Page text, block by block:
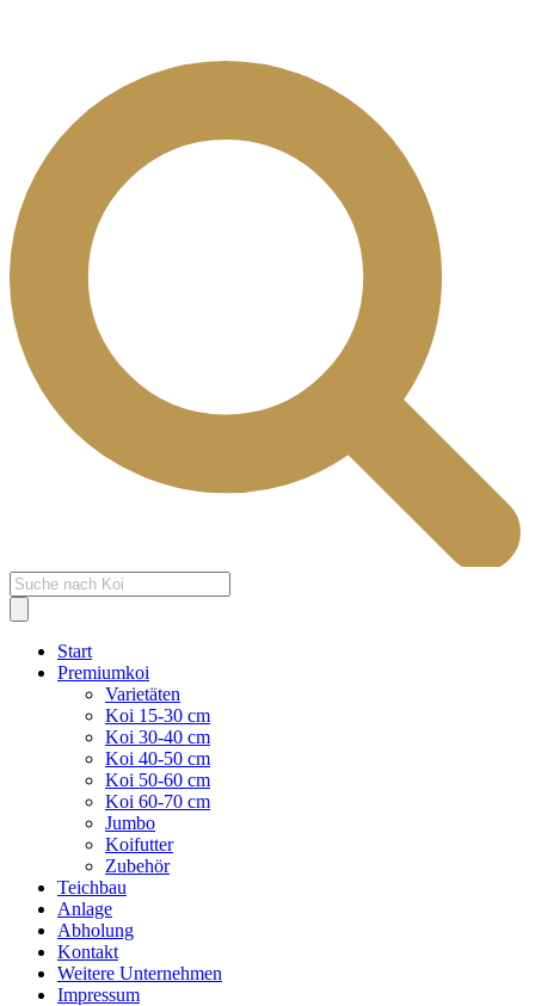
Products
search
Start
Premiumkoi
Varietäten
Koi 15-30 cm
Koi 30-40 cm
Koi 40-50 cm
Koi 50-60 cm
Koi 60-70 cm
Jumbo
Koifutter
Zubehör
Teichbau
Anlage
Abholung
Kontakt
Weitere Unternehmen
Impressum